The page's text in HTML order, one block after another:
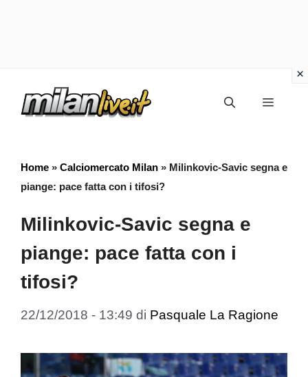
Menu
Home » Calciomercato Milan » Milinkovic-Savic segna e
piange: pace fatta con i tifosi?
Milinkovic-Savic segna e
piange: pace fatta con i
tifosi?
22/12/2018 - 13:49 di Pasquale La Ragione